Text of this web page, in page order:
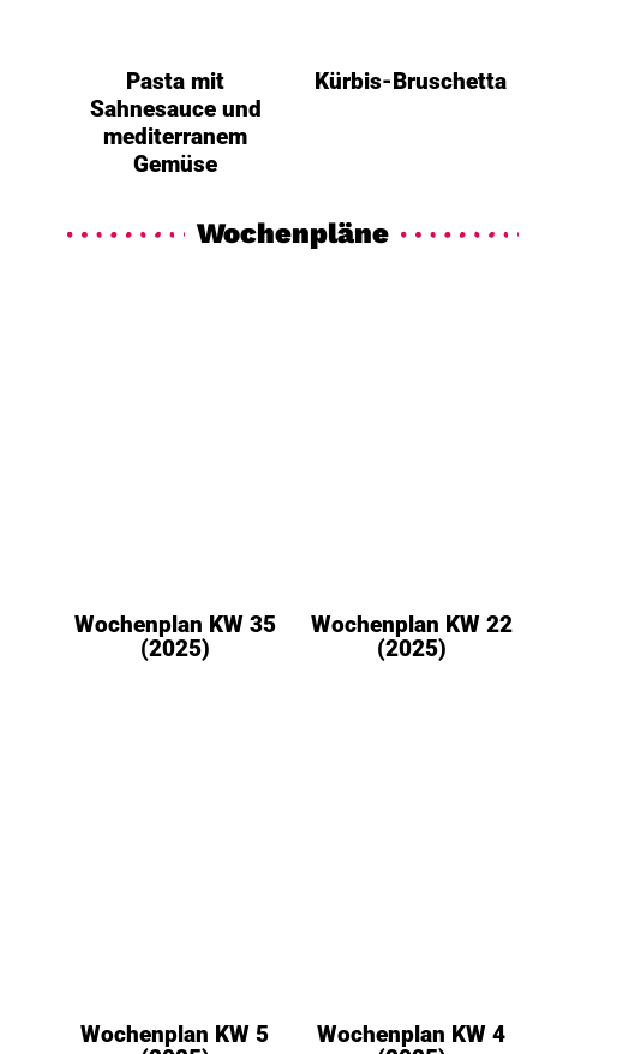
Pasta mit
Sahnesauce und
mediterranem
Gemüse
Kürbis-Bruschetta
Wochenpläne
Wochenplan KW 35
(2025)
Wochenplan KW 22
(2025)
Wochenplan KW 5
Wochenplan KW 4